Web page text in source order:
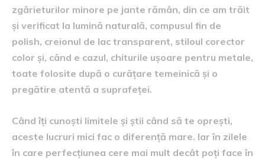
zgârieturilor minore pe jante rămân, din ce am trăit
și verificat la lumină naturală, compusul fin de
polish, creionul de lac transparent, stiloul corector
color și, când e cazul, chiturile ușoare pentru metale,
toate folosite după o curățare temeinică și o
pregătire atentă a suprafeței.
Când îți cunoști limitele și știi când să te oprești,
aceste lucruri mici fac o diferență mare. Iar în zilele
în care perfecțiunea cere mai mult decât poți face în